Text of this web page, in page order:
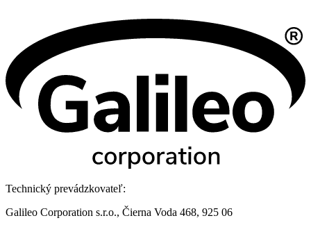
Technický prevádzkovateľ:
Galileo Corporation s.r.o., Čierna Voda 468, 925 06